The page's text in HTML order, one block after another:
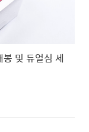
및 듀얼심 세